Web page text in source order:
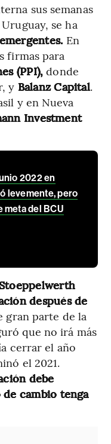
sus semanas
se ha
En
firmas para
(PPI), donde
y Balanz Capital.
y en Nueva
Investment
2022 en
levemente, pero
meta del BCU
después de
gran parte de la
que no irá más
cerrar el año
el 2021.
debe
cambio tenga